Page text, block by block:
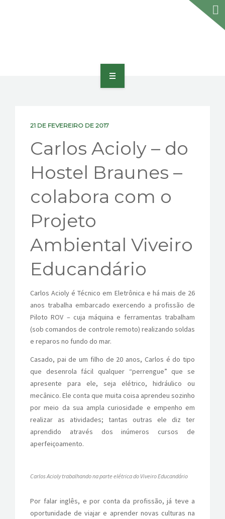
21 DE FEVEREIRO DE 2017
Carlos Acioly – do
Hostel Braunes –
colabora com o
Projeto
Ambiental Viveiro
Educandário
Carlos Acioly é Técnico em Eletrônica e há mais de 26
anos trabalha embarcado exercendo a profissão de
Piloto ROV – cuja máquina e ferramentas trabalham
(sob comandos de controle remoto) realizando soldas
e reparos no fundo do mar.
Casado, pai de um filho de 20 anos, Carlos é do tipo
que desenrola fácil qualquer “perrengue” que se
apresente para ele, seja elétrico, hidráulico ou
mecânico. Ele conta que muita coisa aprendeu sozinho
por meio da sua ampla curiosidade e empenho em
realizar as atividades; tantas outras ele diz ter
aprendido através dos inúmeros cursos de
aperfeiçoamento.
Carlos Acioly trabalhando na parte elétrica do Viveiro Educandário
Por falar inglês, e por conta da profissão, já teve a
oportunidade de viajar e aprender novas culturas na